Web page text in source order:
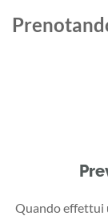
Quando effettui